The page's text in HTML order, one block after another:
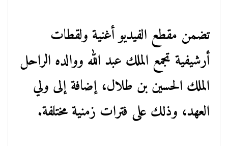
تضمن مقطع الفيديو أغنية ولقطات
أرشيفية تجمع الملك عبد الله ووالده الراحل
الملك الحسين بن طلال، إضافة إلى ولي
العهد، وذلك على فترات زمنية مختلفة.